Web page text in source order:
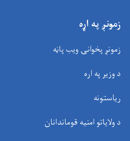
زمونږ په اړه
زمونږ پخوانۍ ویب پاڼه
د وزیر په اره
ریاستونه
د ولایاتو امنیه قوماندانان